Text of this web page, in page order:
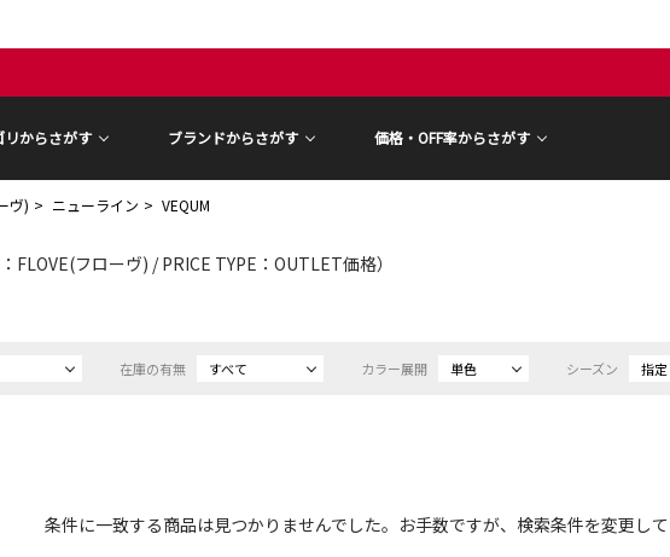
リからさがす ブランドからさがす 価格・OFF率からさがす
ヴ) ニューライン VEQUM
：FLOVE(フローヴ) / PRICE TYPE：OUTLET価格）
在庫の有無 すべて カラー展開 単色 シーズン 指
条件に一致する商品は見つかりませんでした。お手数ですが、検索条件を変更して